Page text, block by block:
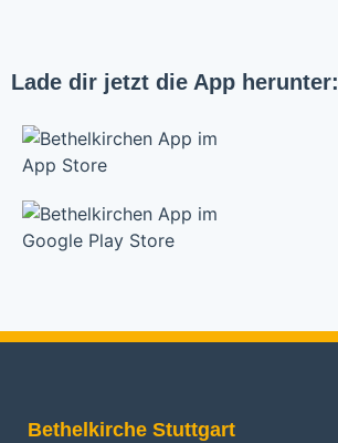
Lade dir jetzt die App herunter:
Bethelkirche Stuttgart